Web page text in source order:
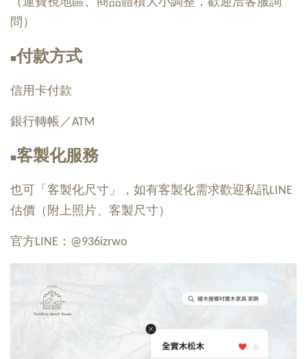
問）
■付款方式
信用卡付款
銀行轉帳／ATM
■客製化服務
也可「客製化尺寸」，如有客製化需求歡迎私訊LINE
估價（附上照片、客製尺寸）
官方LINE：@936izrwo